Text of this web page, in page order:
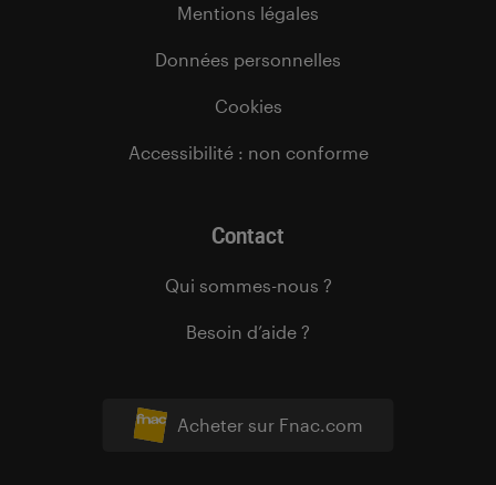
Acheter sur Fnac.com
Mentions légales
Données personnelles
Cookies
Accessibilité : non conforme
Contact
Qui sommes-nous ?
Besoin d’aide ?